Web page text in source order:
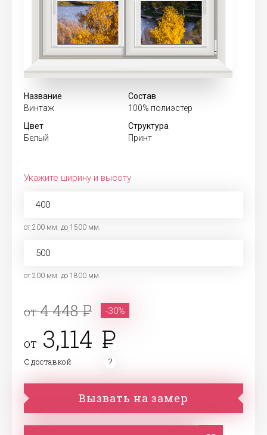
Название
Винтаж
Состав
100% полиэстер
Цвет
Белый
Структура
Принт
Укажите ширину и высоту
от 200 мм. до 1500 мм.
от 200 мм. до 1800 мм.
от4 448 -30%
от 3,114
С доставкой
Вызвать на замер